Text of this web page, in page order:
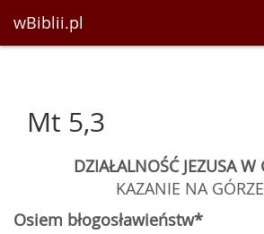
wBiblii.pl
Mt 5,3
DZIAŁALNOŚĆ JEZUSA W
KAZANIE NA
Osiem błogosławieństw*